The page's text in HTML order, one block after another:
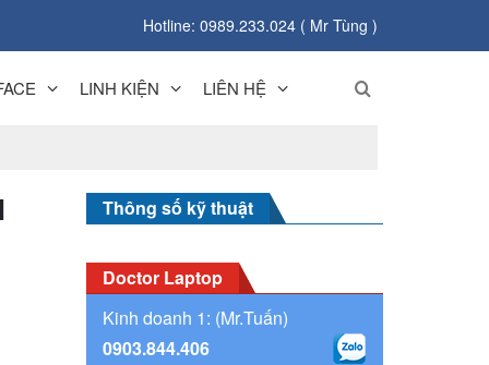
Hotline: 0989.233.024 ( Mr Tùng )
LINH KIỆN LIÊN HỆ
Thông số kỹ thuật
Doctor Laptop
Kinh doanh 1: (Mr.Tuấn)
0903.844.406